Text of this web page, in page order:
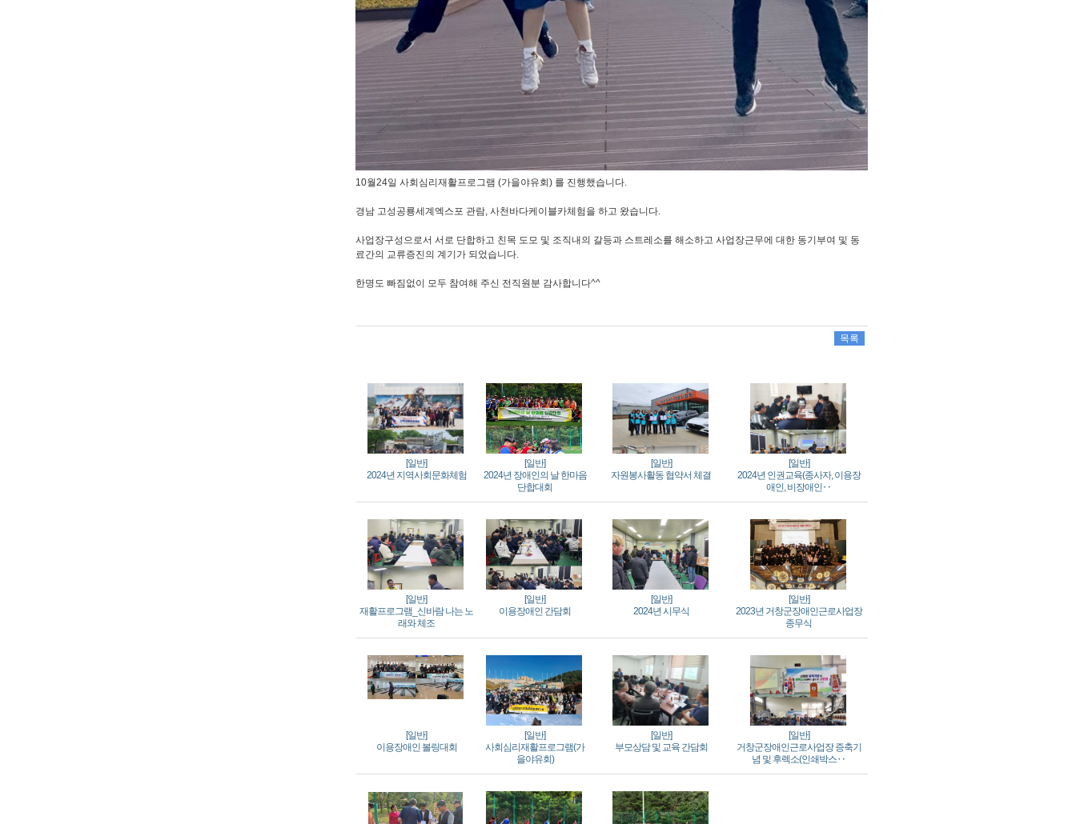
10월24일 사회심리재활프로그램 (가을야유회) 를 진행했습니다.
경남 고성공룡세계엑스포 관람, 사천바다케이블카체험을 하고 왔습니다.
사업장구성으로서 서로 단합하고 친목 도모 및 조직내의 갈등과 스트레소를 해소하고 사업장근무에 대한 동기부여 및 동
료간의 교류증진의 계기가 되었습니다.
한명도 빠짐없이 모두 참여해 주신 전직원분 감사합니다^^
목록
[일반]
2024년 지역사회문화체험
[일반]
2024년 장애인의 날 한마음
단합대회
[일반]
자원봉사활동 협약서 체결
[일반]
2024년 인권교육(종사자, 이용장
애인, 비장애인‥
[일반]
재활프로그램_신바람 나는 노
래와 체조
[일반]
이용장애인 간담회
[일반]
2024년 시무식
[일반]
2023년 거창군장애인근로사업장
종무식
[일반]
이용장애인 볼링대회
[일반]
사회심리재활프로그램(가
을야유회)
[일반]
부모상담 및 교육 간담회
[일반]
거창군장애인근로사업장 증축기
념 및 후렉소(인쇄박스‥